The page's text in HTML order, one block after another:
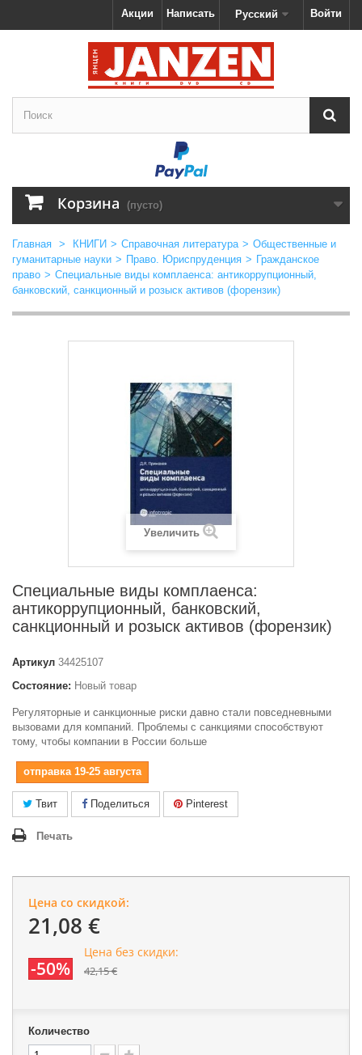
Войти
Русский
Написать
Акции
Корзина (пусто)
Главная > КНИГИ > Справочная литература > Общественные и
гуманитарные науки > Право. Юриспруденция > Гражданское
право > Специальные виды комплаенса: антикоррупционный,
банковский, санкционный и розыск активов (форензик)
Увеличить
Специальные виды комплаенса:
антикоррупционный, банковский,
санкционный и розыск активов (форензик)
Артикул 34425107
Состояние: Новый товар
Регуляторные и санкционные риски давно стали повседневными
вызовами для компаний. Проблемы с санкциями способствуют
тому, чтобы компании в России больше
отправка 19-25 августа
Твит Поделиться Pinterest
Печать
Цена со скидкой:
21,08 €
-50%
Цена без скидки:
42,15 €
Количество